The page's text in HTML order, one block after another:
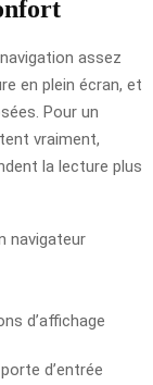
assez
en plein écran, et
Pour un
vraiment,
la lecture plus
navigateur
d’affichage
d’entrée